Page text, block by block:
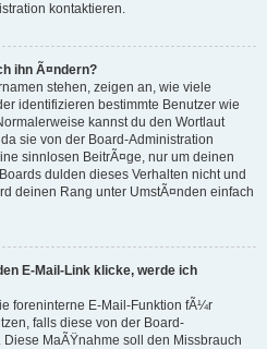
kontaktieren.
ihn Ã¤ndern?
stehen, zeigen an, wie viele
identifizieren bestimmte Benutzer wie
kannst du den Wortlaut
sie von der Board-Administration
sinnlosen BeitrÃ¤ge, nur um deinen
dulden dieses Verhalten nicht und
deinen Rang unter UmstÃ¤nden einfach
E-Mail-Link klicke, werde ich
foreninterne E-Mail-Funktion fÃ¼r
falls diese von der Board-
MaÃŸnahme soll den Missbrauch